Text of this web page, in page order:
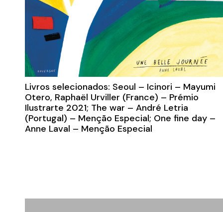
Livros selecionados: Seoul – Icinori – Mayumi
Otero, Raphaël Urviller (France) – Prémio
Ilustrarte 2021; The war – André Letria
(Portugal) – Menção Especial; One fine day –
Anne Laval – Menção Especial